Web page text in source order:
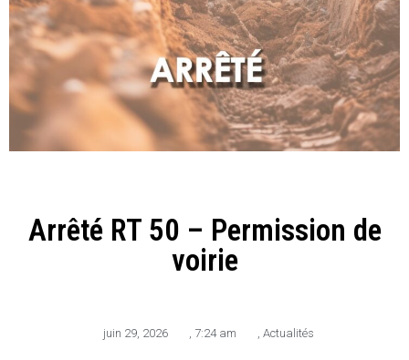
Arrêté RT 50 – Permission de
voirie
juin 29, 2026 , 7:24 am , Actualités